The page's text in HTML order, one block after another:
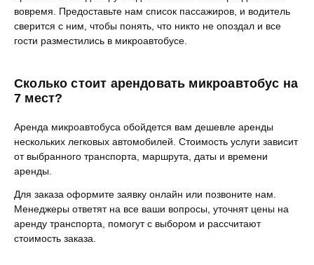
вовремя. Предоставьте нам список пассажиров, и водитель
сверится с ним, чтобы понять, что никто не опоздал и все
гости разместились в микроавтобусе.
Сколько стоит арендовать микроавтобус на
7 мест?
Аренда микроавтобуса обойдется вам дешевле аренды
нескольких легковых автомобилей. Стоимость услуги зависит
от выбранного транспорта, маршрута, даты и времени
аренды.
Для заказа оформите заявку онлайн или позвоните нам.
Менеджеры ответят на все ваши вопросы, уточнят цены на
аренду транспорта, помогут с выбором и рассчитают
стоимость заказа.